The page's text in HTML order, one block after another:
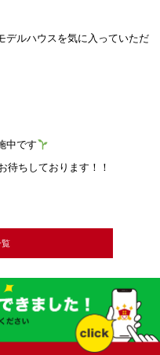
デルハウスを気に入っていただ
中です
待ちしております！！
覧